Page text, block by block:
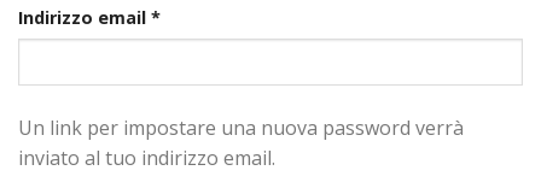
Indirizzo email *
Un link per impostare una nuova password verrà
inviato al tuo indirizzo email.